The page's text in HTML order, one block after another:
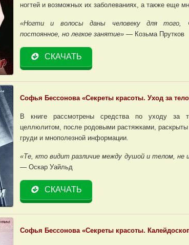
ногтей и возможных их заболеваниях, а также еще
«Ногти и волосы даны человеку для того,
постоянное, но легкое занятие»— Козьма Прутков
СКАЧАТЬ
Софья Бессонова «Секреты красоты. Уход за
В книге рассмотрены средства по уходу за
целлюлитом, после родовыми растяжками, раскрыты
груди и мнополезной информации.
«Те, кто видит различие между душой и телом,
— Оскар Уайльд
СКАЧАТЬ
Софья Бессонова «Секреты красоты.